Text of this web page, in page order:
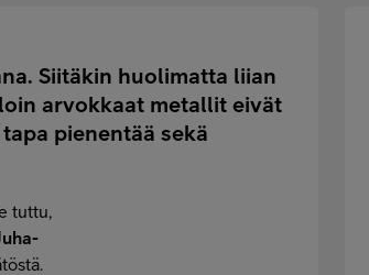
Siitäkin huolimatta liian
arvokkaat metallit eivät
pienentää sekä
tuttu,